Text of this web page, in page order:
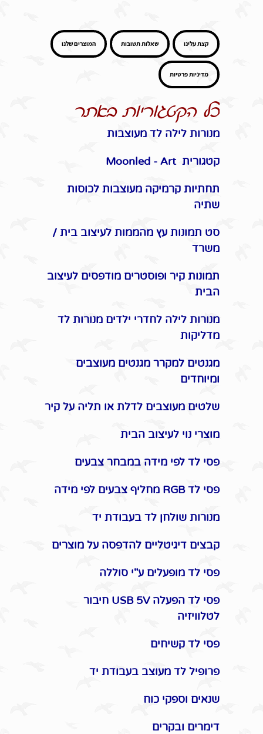
קצת עלינו שאלות תשובות המוצרים שלנו
מדיניות פרטיות
כל הקטגוריות באתר
מנורות לילה לד מעוצבות
קטגורית Moonled - Art
תחתיות קרמיקה מעוצבות לכוסות
שתיה
סט תמונות עץ מהממות לעיצוב בית /
משרד
תמונות קיר ופוסטרים מודפסים לעיצוב
הבית
מנורות לילה לחדרי ילדים מנורות לד
מדליקות
מגנטים למקרר מגנטים מעוצבים
ומיוחדים
שלטים מעוצבים לדלת או תליה על קיר
מוצרי נוי לעיצוב הבית
פסי לד לפי מידה במבחר צבעים
פסי לד RGB מחליף צבעים לפי מידה
מנורות שולחן לד בעבודת יד
קבצים דיגיטליים להדפסה על מוצרים
פסי לד מופעלים ע"י סוללה
פסי לד הפעלה USB 5V חיבור
לטלוויזיה
פסי לד קשיחים
פרופיל לד מעוצב בעבודת יד
שנאים וספקי כוח
דימרים ובקרים